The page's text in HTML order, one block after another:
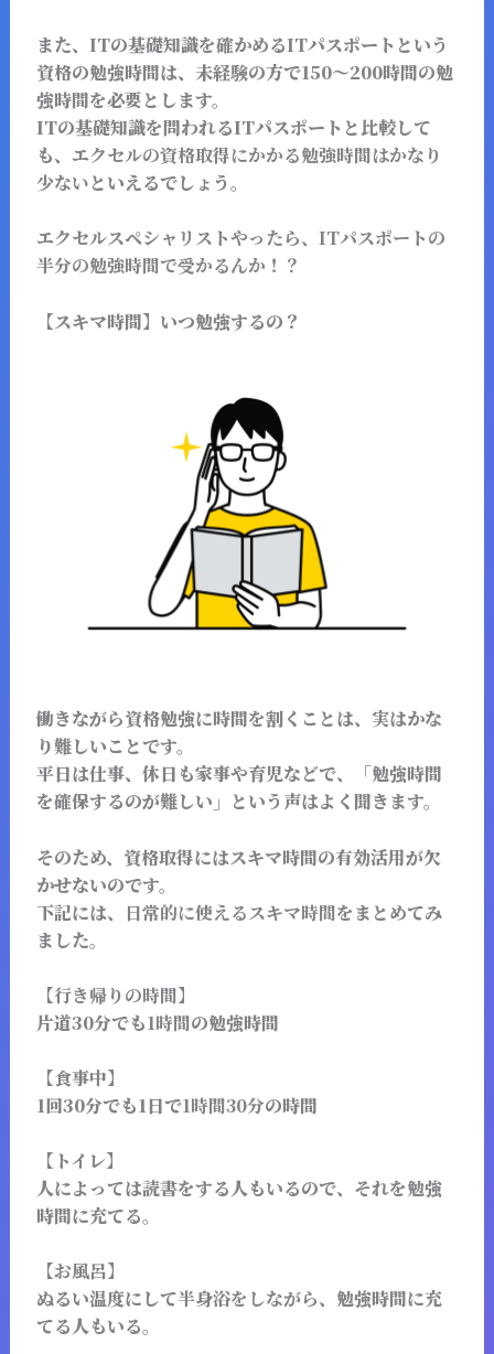
また、ITの基礎知識を確かめるITパスポートという
資格の勉強時間は、未経験の方で150～200時間の勉
強時間を必要とします。
ITの基礎知識を問われるITパスポートと比較して
も、 エクセルの資格取得にかかる勉強時間はかなり
少ないといえるでしょう。
エクセルスペシャリストやったら、ITパスポートの
半分の勉強時間で受かるんか！？
【スキマ時間】いつ勉強するの？
働きながら資格勉強に時間を割くことは、実はかな
り難しいことです。
平日は仕事、休日も家事や育児などで、「勉強時間
を確保するのが難しい」という声はよく聞きます。
そのため、資格取得にはスキマ時間の有効活用が欠
かせないのです。
下記には、
日常的に使えるスキマ時間をまとめてみ
ました。
【行き帰りの時間】
片道30分でも1時間の勉強時間
【食事中】
1回30分でも1日で1時間30分の時間
【トイレ】
人によっては読書をする人もいるので、それを勉強
時間に充てる。
【お風呂】
ぬるい温度にして半身浴をしながら、勉強時間に充
てる人もいる。